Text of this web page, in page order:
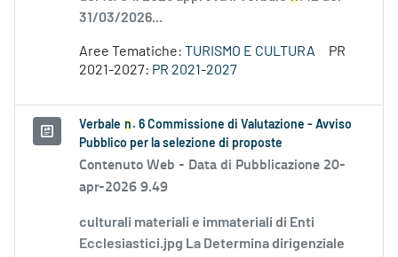
31/03/2026...
Aree Tematiche: TURISMO E CULTURA
PR
2021-2027: PR 2021-2027
Verbale n . 6 Commissione di Valutazione - Avviso
Pubblico per la selezione di proposte
Contenuto Web - Data di Pubblicazione 20-
apr-2026 9.49
culturali materiali e immateriali di Enti
Ecclesiastici.jpg La Determina dirigenziale